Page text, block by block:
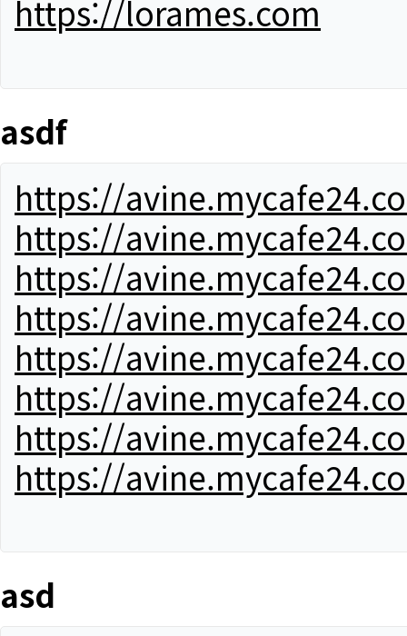
https://lorames.com
asdf
https://
https://
https://
https://
https://
https://
https://
https://
asd